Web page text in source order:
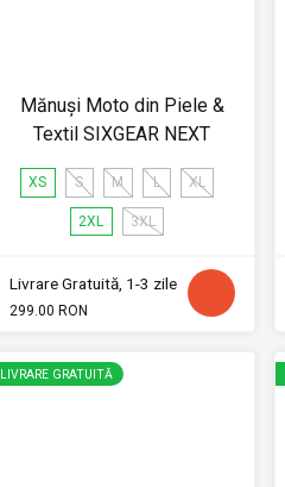
Mănuși Moto din Piele &
Textil SIXGEAR NEXT
XS S M L XL
2XL 3XL
Livrare Gratuită, 1-3 zile
299.00 RON
LIVRARE GRATUITĂ